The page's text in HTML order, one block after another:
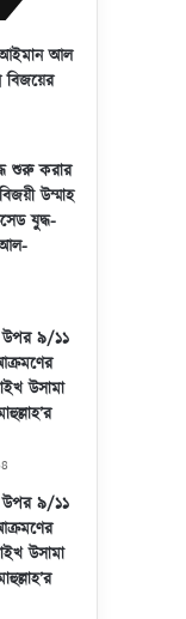
আইমান আল
বিজয়ের
শুরু করার
উম্মাহ
যুদ্ধ-
উপর ৯/১১
উসামা
উপর ৯/১১
উসামা